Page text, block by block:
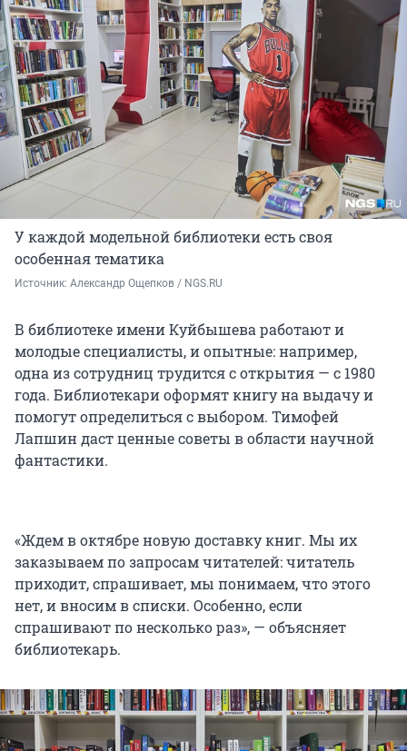
У каждой модельной библиотеки есть своя
особенная тематика
Источник: Александр Ощепков / NGS.RU
В библиотеке имени Куйбышева работают и
молодые специалисты, и опытные: например,
одна из сотрудниц трудится с открытия — с 1980
года. Библиотекари оформят книгу на выдачу и
помогут определиться с выбором. Тимофей
Лапшин даст ценные советы в области научной
фантастики.
«Ждем в октябре новую доставку книг. Мы их
заказываем по запросам читателей: читатель
приходит, спрашивает, мы понимаем, что этого
нет, и вносим в списки. Особенно, если
спрашивают по несколько раз», — объясняет
библиотекарь.